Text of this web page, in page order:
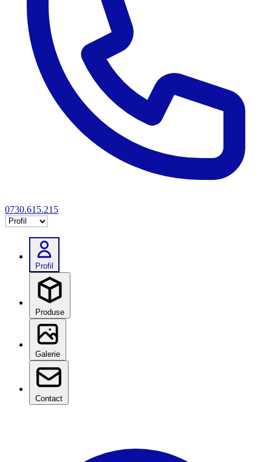
0730.615.215
Selectează tab
Profil
Produse
Galerie
Contact